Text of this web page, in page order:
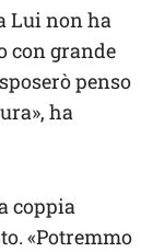
Lui non ha
con grande
penso
ha
coppia
«Potremmo